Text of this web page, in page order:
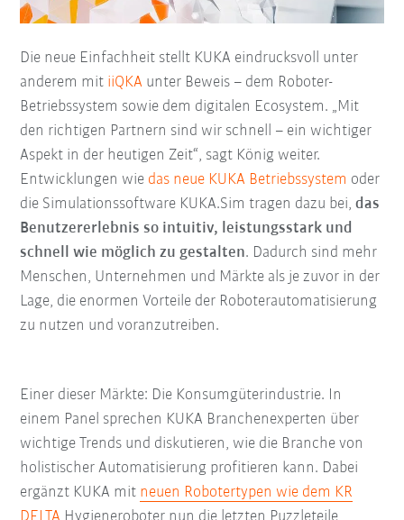
Die neue Einfachheit stellt KUKA eindrucksvoll unter
anderem mit iiQKA unter Beweis – dem Roboter-
Betriebssystem sowie dem digitalen Ecosystem. „Mit
den richtigen Partnern sind wir schnell – ein wichtiger
Aspekt in der heutigen Zeit“, sagt König weiter.
Entwicklungen wie das neue KUKA Betriebssystem oder
die Simulationssoftware KUKA.Sim tragen dazu bei,das
Benutzererlebnis so intuitiv, leistungsstark und
schnell wie möglich zu gestalten. Dadurch sind mehr
Menschen, Unternehmen und Märkte als je zuvor in der
Lage, die enormen Vorteile der Roboterautomatisierung
zu nutzen und voranzutreiben.
Einer dieser Märkte: Die Konsumgüterindustrie. In
einem Panel sprechen KUKA Branchenexperten über
wichtige Trends und diskutieren, wie die Branche von
holistischer Automatisierung profitieren kann. Dabei
ergänzt KUKA mit neuen Robotertypen wie dem KR
DELTA Hygieneroboter nun die letzten Puzzleteile,